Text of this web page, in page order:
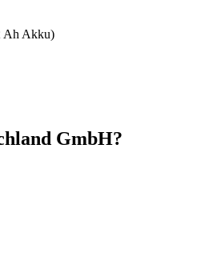
Ah Akku)
GmbH?